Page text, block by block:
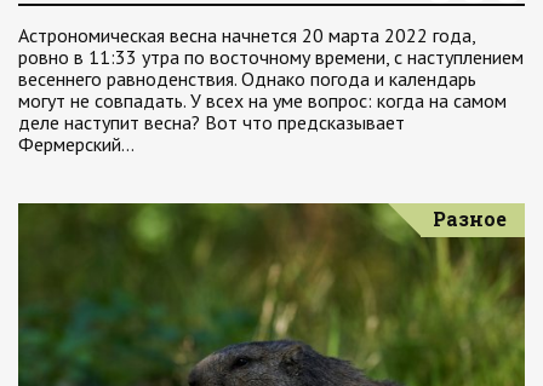
Астрономическая весна начнется 20 марта 2022 года,
ровно в 11:33 утра по восточному времени, с наступлением
весеннего равноденствия. Однако погода и календарь
могут не совпадать. У всех на уме вопрос: когда на самом
деле наступит весна? Вот что предсказывает
Фермерский…
Разное